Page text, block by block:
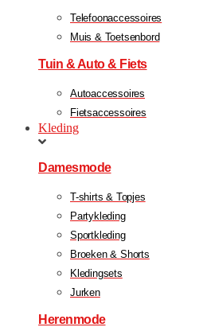
Telefoonaccessoires
Muis & Toetsenbord
Tuin & Auto & Fiets
Autoaccessoires
Fietsaccessoires
Kleding
Damesmode
T-shirts & Topjes
Partykleding
Sportkleding
Broeken & Shorts
Kledingsets
Jurken
Herenmode